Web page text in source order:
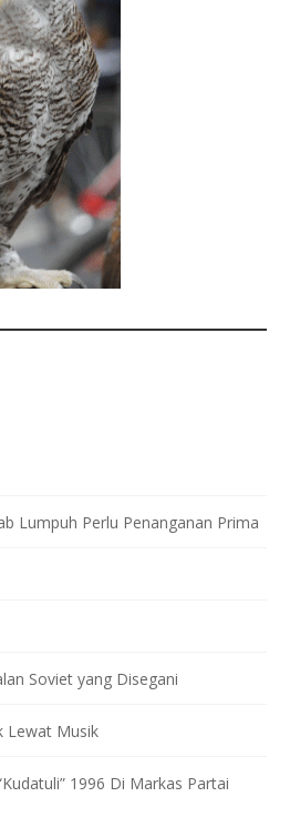
Lumpuh Perlu Penanganan Prima
Soviet yang Disegani
Lewat Musik
1996 Di Markas Partai